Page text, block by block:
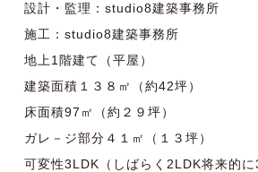
設計・監理：studio8建築事務所
施工：studio8建築事務所
地上1階建て（平屋）
建築面積１３８㎡（約42坪）
床面積97㎡（約２９坪）
ガレ－ジ部分４１㎡（１３坪）
可変性3LDK（しばらく2LDK将来的